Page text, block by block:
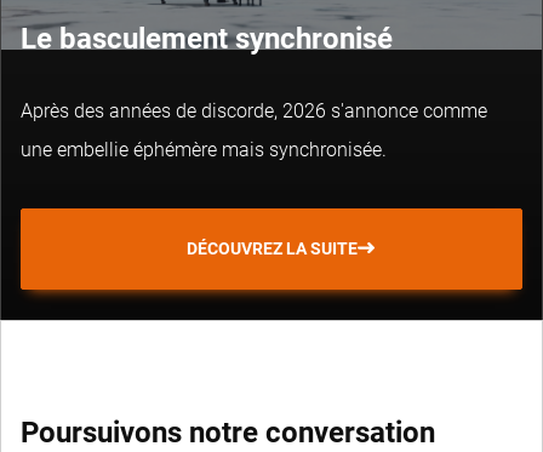
Le basculement synchronisé
Après des années de discorde, 2026 s'annonce comme
une embellie éphémère mais synchronisée.
DÉCOUVREZ LA SUITE
Poursuivons notre conversation